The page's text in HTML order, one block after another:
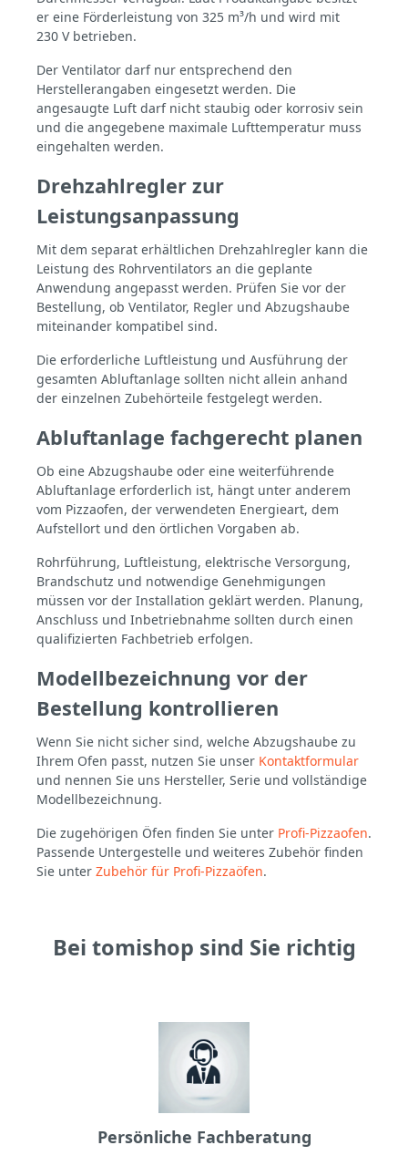
er eine Förderleistung von 325 m³/h und wird mit
230 V betrieben.
Der Ventilator darf nur entsprechend den
Herstellerangaben eingesetzt werden. Die
angesaugte Luft darf nicht staubig oder korrosiv sein
und die angegebene maximale Lufttemperatur muss
eingehalten werden.
Drehzahlregler zur
Leistungsanpassung
Mit dem separat erhältlichen Drehzahlregler kann die
Leistung des Rohrventilators an die geplante
Anwendung angepasst werden. Prüfen Sie vor der
Bestellung, ob Ventilator, Regler und Abzugshaube
miteinander kompatibel sind.
Die erforderliche Luftleistung und Ausführung der
gesamten Abluftanlage sollten nicht allein anhand
der einzelnen Zubehörteile festgelegt werden.
Abluftanlage fachgerecht planen
Ob eine Abzugshaube oder eine weiterführende
Abluftanlage erforderlich ist, hängt unter anderem
vom Pizzaofen, der verwendeten Energieart, dem
Aufstellort und den örtlichen Vorgaben ab.
Rohrführung, Luftleistung, elektrische Versorgung,
Brandschutz und notwendige Genehmigungen
müssen vor der Installation geklärt werden. Planung,
Anschluss und Inbetriebnahme sollten durch einen
qualifizierten Fachbetrieb erfolgen.
Modellbezeichnung vor der
Bestellung kontrollieren
Wenn Sie nicht sicher sind, welche Abzugshaube zu
Ihrem Ofen passt, nutzen Sie unser Kontaktformular
und nennen Sie uns Hersteller, Serie und vollständige
Modellbezeichnung.
Die zugehörigen Öfen finden Sie unter Profi-Pizzaofen.
Passende Untergestelle und weiteres Zubehör finden
Sie unter Zubehör für Profi-Pizzaöfen.
Bei tomishop sind Sie richtig
Persönliche Fachberatung